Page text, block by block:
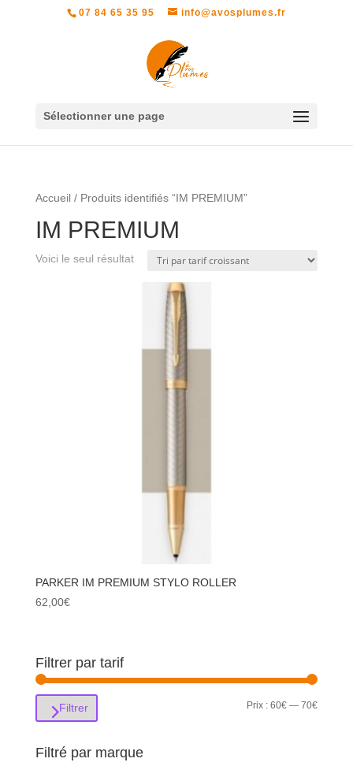
07 84 65 35 95 info@avosplumes.fr
Sélectionner une page
Accueil/ Produits identifiés “IM PREMIUM”
IM PREMIUM
Voici le seul résultat
PARKER IM PREMIUM STYLO ROLLER
62,00€
Filtrer par tarif
Prix
Prix
Filtrer Prix :60€ —70€
Filtré par marque